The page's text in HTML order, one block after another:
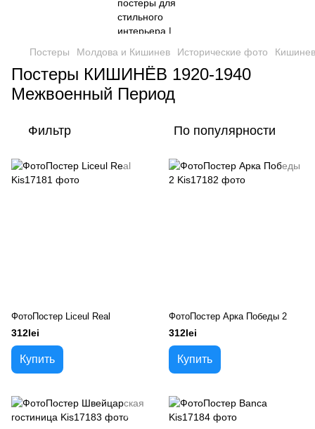
Постеры Молдова и Кишинев Исторические фото
Постеры КИШИНЁВ 1920-1940
Межвоенный Период
Фильтр По популярности
ФотоПостер Liceul Real
312lei
Купить
ФотоПостер Арка Победы 2
312lei
Купить